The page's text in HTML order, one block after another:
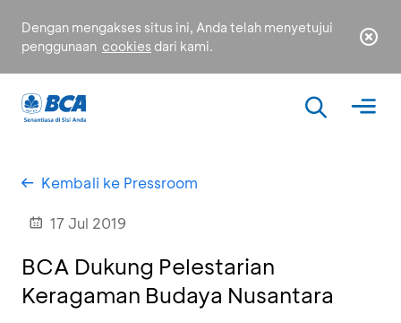
Dengan mengakses situs ini, Anda telah menyetujui
penggunaan cookies dari kami.
Kembali ke Pressroom
17 Jul 2019
BCA Dukung Pelestarian
Keragaman Budaya Nusantara